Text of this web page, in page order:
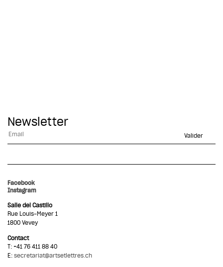
Newsletter
Facebook
Instagram
Salle del Castillo
Rue Louis-Meyer 1
1800 Vevey
Contact
T: +41 76 411 88 40
E: secretariat@artsetlettres.ch